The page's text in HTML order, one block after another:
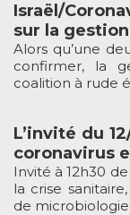
Israël/
sur la
Alors qu’une
confirmer, la
coalition à rude
L’invité du
coronavirus
Invité à 12h30
la crise
de microbiologie,